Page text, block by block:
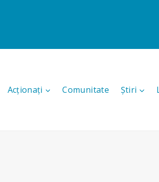
Acționați Comunitate Știri